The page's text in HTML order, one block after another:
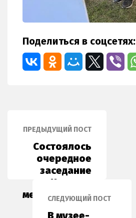
Поделиться в соцсетях:
ПРЕДЫДУЩИЙ ПОСТ
Состоялось
очередное
заседание
Научно-
методического
совета
СЛЕДУЮЩИЙ ПОСТ
В музее-